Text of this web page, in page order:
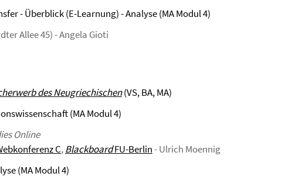
- Überblick (E-Learnung) - Analyse (MA Modul 4)
Allee 45) - Angela Gioti
des Neugriechischen(VS, BA, MA)
(MA Modul 4)
Online
C,BlackboardFU-Berlin- Ulrich Moennig
(MA Modul 4)